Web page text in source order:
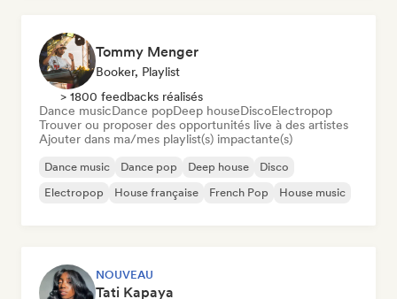
Tommy Menger
Booker, Playlist
> 1800 feedbacks réalisés
Dance musicDance popDeep houseDiscoElectropop
Trouver ou proposer des opportunités live à des artistes
Ajouter dans ma/mes playlist(s) impactante(s)
Dance music Dance pop Deep house
Disco
Electropop
House française French Pop House music
NOUVEAU
Tati Kapaya